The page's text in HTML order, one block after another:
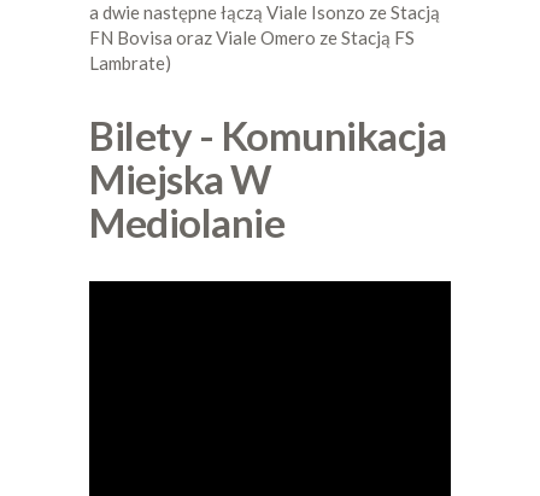
a dwie następne łączą Viale Isonzo ze Stacją
FN Bovisa oraz Viale Omero ze Stacją FS
Lambrate)
Bilety - Komunikacja
Miejska W
Mediolanie